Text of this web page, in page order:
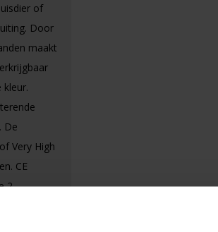
of
Door
maakt
De
Very High
CE
2.